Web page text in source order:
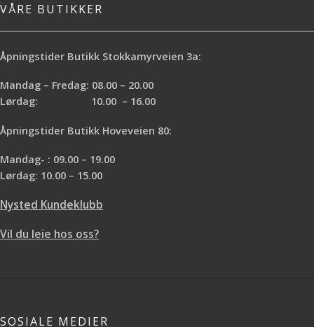
VÅRE BUTIKKER
Åpningstider Butikk Stokkamyrveien 3a:
Mandag – Fredag: 08.00 – 20.00
Lørdag: 10.00 – 16.00
Åpningstider Butikk Hoveveien 80:
Mandag- : 09.00 – 19.00
Lørdag: 10.00 – 15.00
Nysted Kundeklubb
Vil du leie hos oss?
SOSIALE MEDIER